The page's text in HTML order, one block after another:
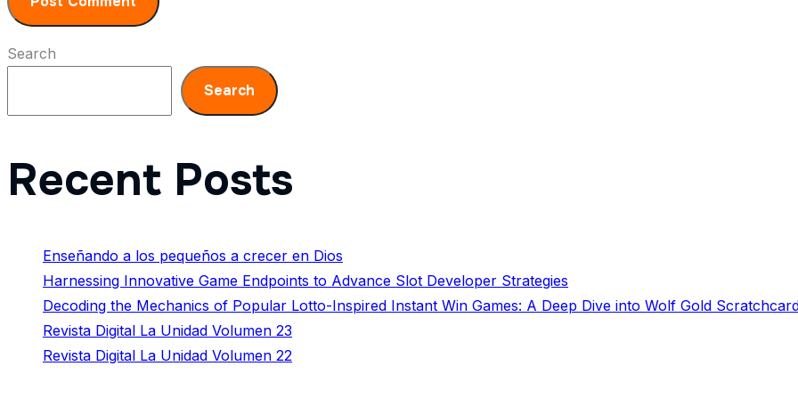
Search
Search
Recent Posts
Enseñando a los pequeños a crecer en Dios
Harnessing Innovative Game Endpoints to Advance Slot Developer Strategies
Decoding the Mechanics of Popular Lotto-Inspired Instant Win Games: A Deep Dive into Wolf Gold
Revista Digital La Unidad Volumen 23
Revista Digital La Unidad Volumen 22